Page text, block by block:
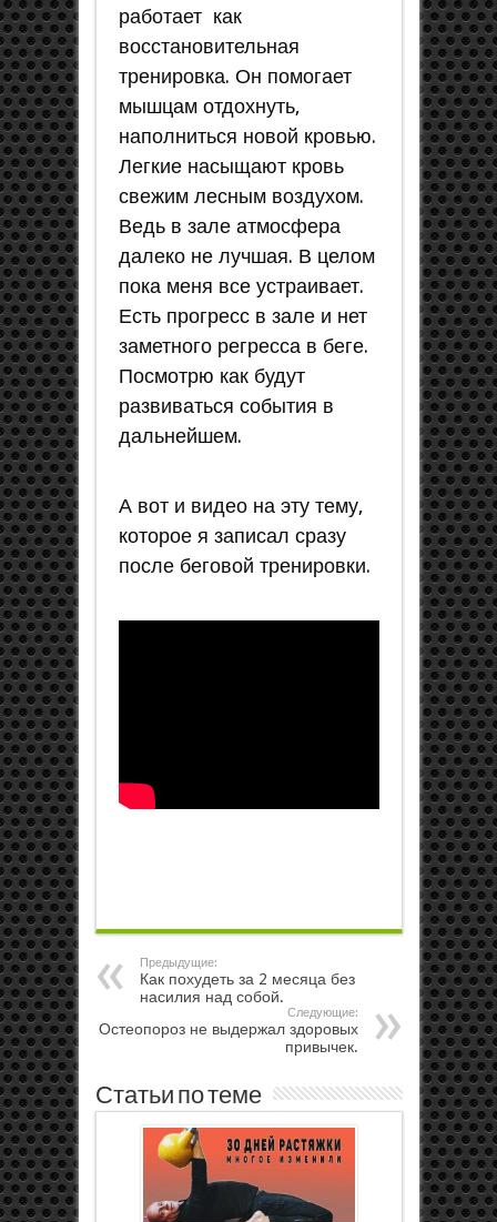
работает как
восстановительная
тренировка. Он помогает
мышцам отдохнуть,
наполниться новой кровью.
Легкие насыщают кровь
свежим лесным воздухом.
Ведь в зале атмосфера
далеко не лучшая. В целом
пока меня все устраивает.
Есть прогресс в зале и нет
заметного регресса в беге.
Посмотрю как будут
развиваться события в
дальнейшем.
А вот и видео на эту тему,
которое я записал сразу
после беговой тренировки.
Предыдущие:
Как похудеть за 2 месяца без
насилия над собой.
Следующие:
Остеопороз не выдержал здоровых
привычек.
Статьи по теме